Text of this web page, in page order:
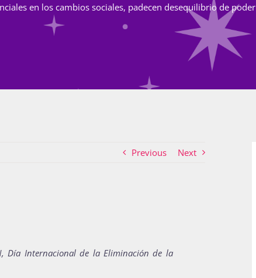
en los cambios sociales, padecen desequilibrio de poder
Previous Next
Día Internacional de la Eliminación de la